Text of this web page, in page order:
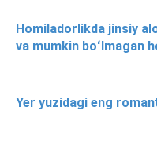
Homiladorlikda jinsiy
va mumkin boʻlmagan
Yer yuzidagi eng